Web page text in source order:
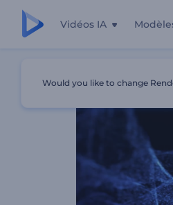
Vidéos IA
Would you like to change